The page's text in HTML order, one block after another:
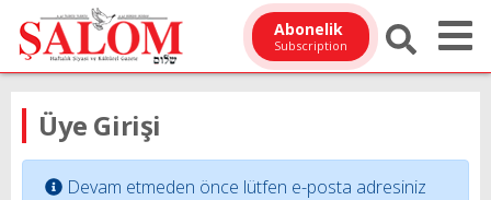
Abonelik
Subscription
Üye Girişi
Devam etmeden önce lütfen e-posta adresiniz